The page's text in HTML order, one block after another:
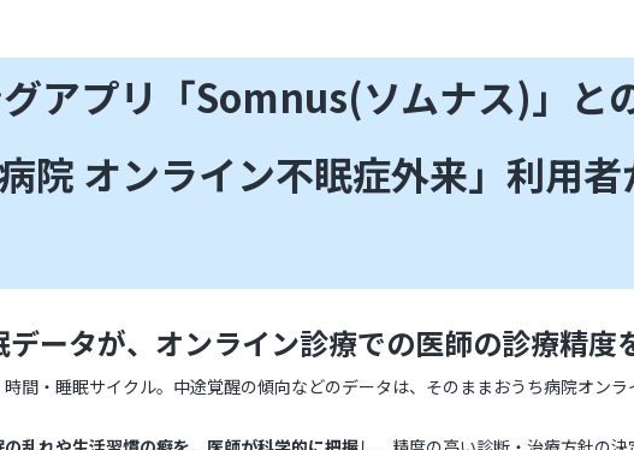
アプリ「Somnus(ソムナス)」と
院 オンライン不眠症外来」利用
ータが、オンライン診療での医師の診療精度
間・睡眠サイクル。中途覚醒の傾向などのデータは、そのままおうち病院オン